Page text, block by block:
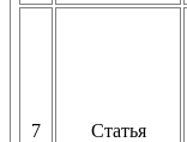
7 Статья